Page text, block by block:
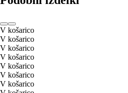
V košarico
V košarico
V košarico
V košarico
V košarico
V košarico
V košarico